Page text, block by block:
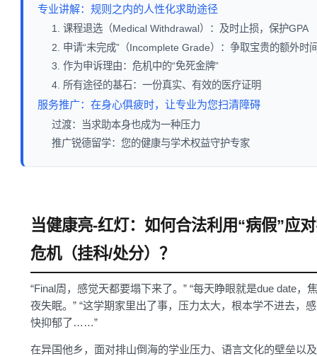
专业讲解：规则之内的人性化求助途径
1. 课程退选（Medical Withdrawal）：及时止损，保护GPA
2. 申请“未完成”（Incomplete Grade）：争取宝贵的额外时
3. 作为申诉理由：危机中的“免死金牌”
4. 所有途径的基石：一份真实、有效的医疗证明
服务推广：在身心俱疲时，让专业为您扫清障碍
过渡：当求助本身也成为一种压力
推广锐德留学：您的健康与学术权益守护专家
当健康亮-红灯：如何合法利用“病假”应
危机（挂科/处分）？
“Final周，感觉天都要塌下来了。” “每天睁眼就是due date，
夜失眠。” “这学期家里出了事，压力太大，根本学不进去，
快抑郁了……”
在异国他乡，面对排山倒海的学业压力、语言文化的壁垒以